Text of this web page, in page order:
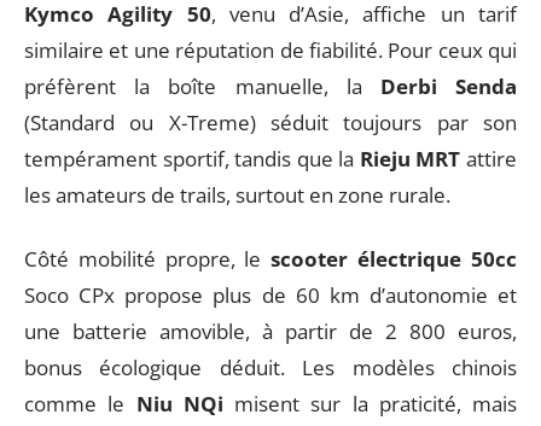
Kymco Agility 50, venu d’Asie, affiche un tarif
similaire et une réputation de fiabilité. Pour ceux qui
préfèrent la boîte manuelle, la Derbi Senda
(Standard ou X-Treme) séduit toujours par son
tempérament sportif, tandis que la Rieju MRT attire
les amateurs de trails, surtout en zone rurale.
Côté mobilité propre, lescooter électrique 50cc
Soco CPx propose plus de 60 km d’autonomie et
une batterie amovible, à partir de 2 800 euros,
bonus écologique déduit. Les modèles chinois
comme le Niu NQi misent sur la praticité, mais